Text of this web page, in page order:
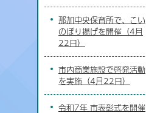
那加中央保育所で、こい
のぼり揚げを開催（4月
22日）
市内商業施設で啓発活動
を実施（4月22日）
令和7年 市表彰式を開催